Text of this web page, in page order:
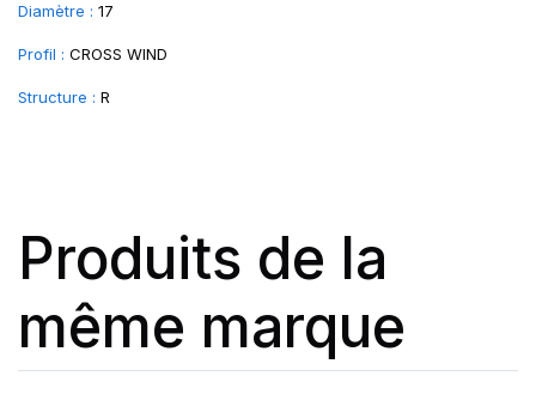
Diamètre : 17
Profil : CROSS WIND
Structure : R
Produits de la
même marque